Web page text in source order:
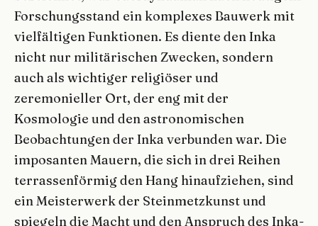
Forschungsstand ein komplexes Bauwerk mit
vielfältigen Funktionen. Es diente den Inka
nicht nur militärischen Zwecken, sondern
auch als wichtiger religiöser und
zeremonieller Ort, der eng mit der
Kosmologie und den astronomischen
Beobachtungen der Inka verbunden war. Die
imposanten Mauern, die sich in drei Reihen
terrassenförmig den Hang hinaufziehen, sind
ein Meisterwerk der Steinmetzkunst und
spiegeln die Macht und den Anspruch des Inka-